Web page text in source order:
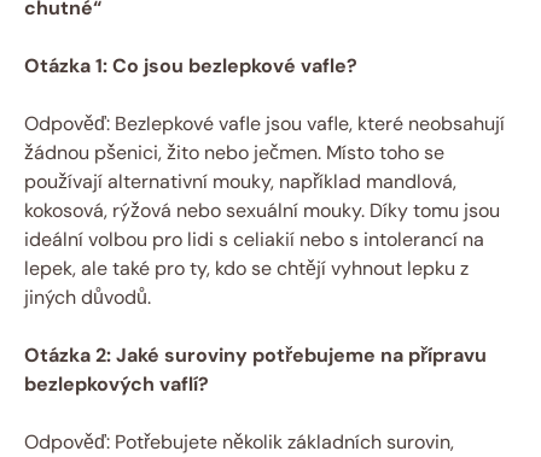
chutné“
Otázka 1: Co jsou bezlepkové vafle?
Odpověď: Bezlepkové vafle jsou vafle, které neobsahují
žádnou pšenici, žito nebo ječmen. Místo toho se
používají alternativní mouky, například mandlová,
kokosová, rýžová nebo sexuální mouky. Díky tomu jsou
ideální volbou pro lidi s celiakií nebo s intolerancí na
lepek, ale také pro ty, kdo se chtějí vyhnout lepku z
jiných důvodů.
Otázka 2: Jaké suroviny potřebujeme na přípravu
bezlepkových vaflí?
Odpověď: Potřebujete několik základních surovin,